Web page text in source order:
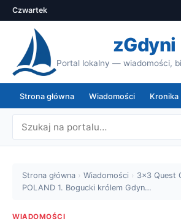
Czwartek
zGdyni
Portal lokalny — wiadomości,
Strona główna Wiadomości Kronika
Strona główna › Wiadomości › 3x3 Quest
POLAND 1. Bogucki królem Gdyn…
WIADOMOŚCI